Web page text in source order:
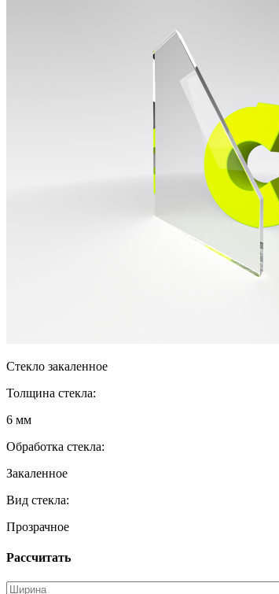
Стекло закаленное
Толщина стекла:
6 мм
Обработка стекла:
Закаленное
Вид стекла:
Прозрачное
Рассчитать